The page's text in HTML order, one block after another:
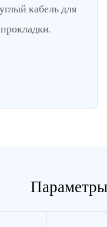
кабель для